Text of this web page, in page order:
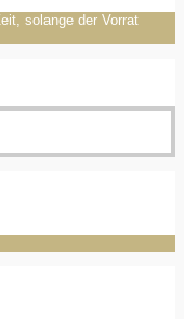
solange der Vorrat